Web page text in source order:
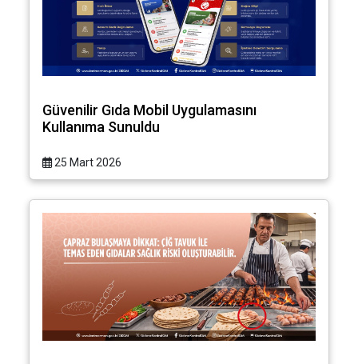
Güvenilir Gıda Mobil Uygulamasını
Kullanıma Sunuldu
25 Mart 2026